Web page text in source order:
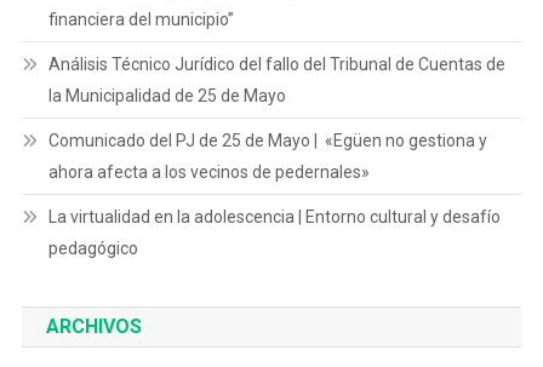
financiera del municipio”
Análisis Técnico Jurídico del fallo del Tribunal de Cuentas de
la Municipalidad de 25 de Mayo
Comunicado del PJ de 25 de Mayo | «Egüen no gestiona y
ahora afecta a los vecinos de pedernales»
La virtualidad en la adolescencia | Entorno cultural y desafío
pedagógico
ARCHIVOS